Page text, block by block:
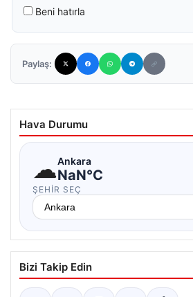
Beni hatırla
Paylaş:
Hava Durumu
☁Ankara
NaN°C
ŞEHIR SEÇ
Bizi Takip Edin